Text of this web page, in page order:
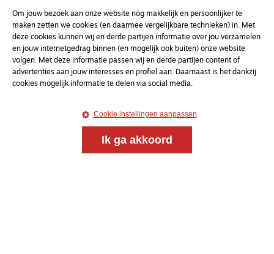
Onderweg
Onderweg is een platform voor ontmoeting, vorming
en gesprek voor christenen onderweg, in het bijzonder
Om jouw bezoek aan onze website nóg makkelijk en persoonlijker te
maken zetten we cookies (en daarmee vergelijkbare technieken) in. Met
deze cookies kunnen wij en derde partijen informatie over jou verzamelen
en jouw internetgedrag binnen (en mogelijk ook buiten) onze website
volgen. Met deze informatie passen wij en derde partijen content of
advertenties aan jouw interesses en profiel aan. Daarnaast is het dankzij
cookies mogelijk informatie te delen via social media.
Cookie instellingen aanpassen
Ik ga akkoord